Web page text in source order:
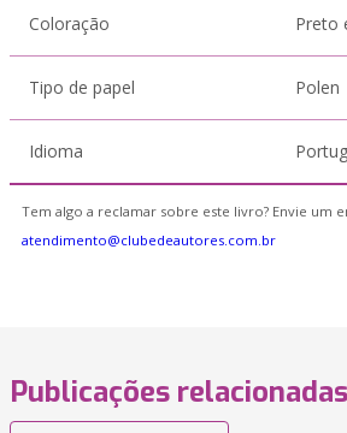
Coloração Preto
Tipo de papel Polen
Idioma
Tem algo a reclamar sobre este livro? Envie um
atendimento@clubedeautores.com.br
Publicações relacionadas